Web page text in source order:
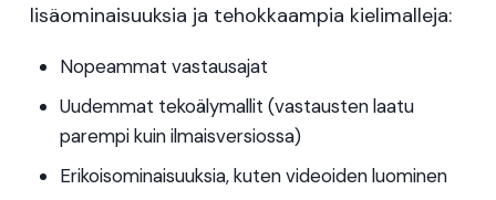
lisäominaisuuksia ja tehokkaampia kielimalleja:
Nopeammat vastausajat
Uudemmat tekoälymallit (vastausten laatu
parempi kuin ilmaisversiossa)
Erikoisominaisuuksia, kuten videoiden luominen